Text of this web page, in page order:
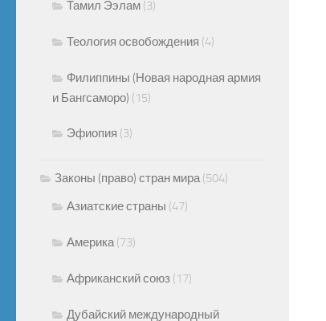
Тамил Ээлам (3)
Теология освобождения (4)
Филиппины (Новая народная армия
и Бангсаморо) (15)
Эфиопия (3)
Законы (право) стран мира (504)
Азиатские страны (47)
Америка (73)
Африканский союз (17)
Дубайский международный